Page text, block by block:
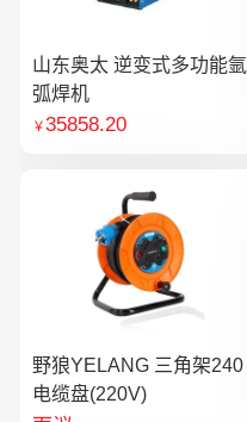
山东奥太 逆变式多功能氩
弧焊机
￥35858.20
野狼YELANG 三角架240
电缆盘(220V)